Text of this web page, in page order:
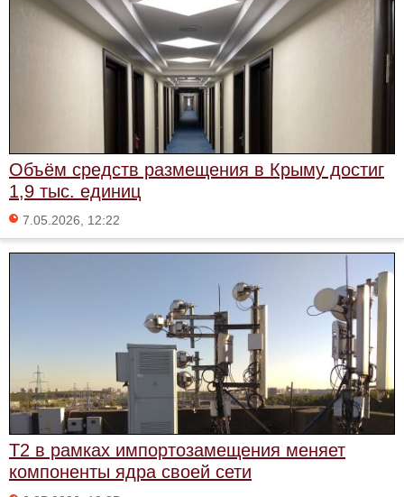
Объём средств размещения в Крыму достиг
1,9 тыс. единиц
7.05.2026, 12:22
Т2 в рамках импортозамещения меняет
компоненты ядра своей сети